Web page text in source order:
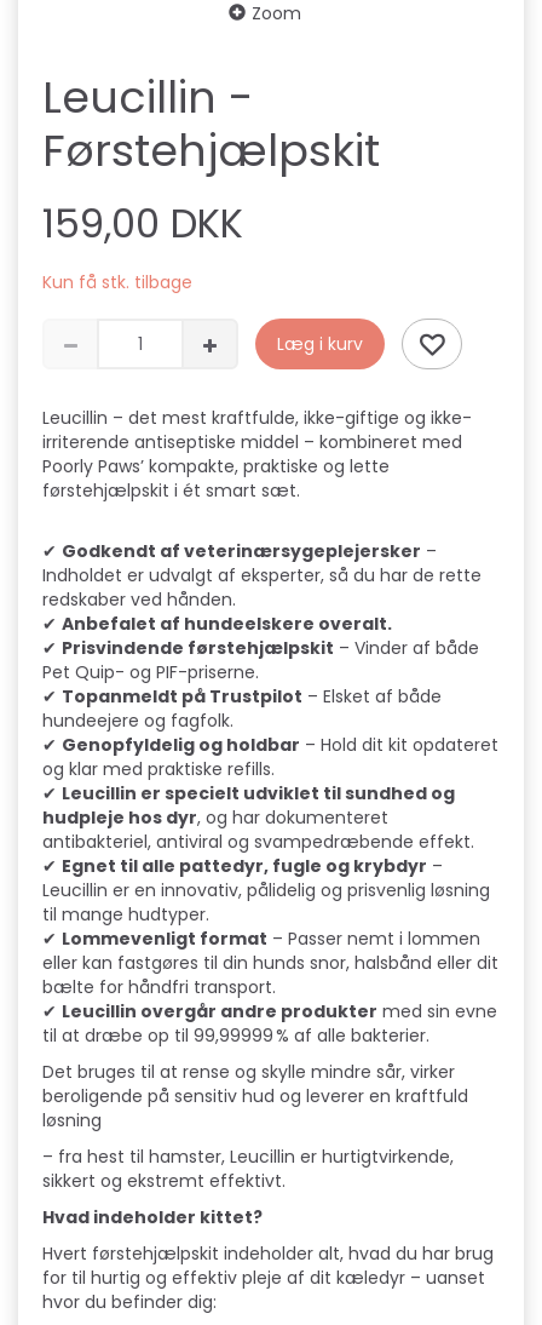
Zoom
Leucillin -
Førstehjælpskit
159,00 DKK
Kun få stk. tilbage
Læg i kurv
Leucillin – det mest kraftfulde, ikke-giftige og ikke-
irriterende antiseptiske middel – kombineret med
Poorly Paws’ kompakte, praktiske og lette
førstehjælpskit i ét smart sæt.
✔ Godkendt af veterinærsygeplejersker –
Indholdet er udvalgt af eksperter, så du har de rette
redskaber ved hånden.
✔ Anbefalet af hundeelskere overalt.
✔ Prisvindende førstehjælpskit – Vinder af både
Pet Quip- og PIF-priserne.
✔ Topanmeldt på Trustpilot – Elsket af både
hundeejere og fagfolk.
✔ Genopfyldelig og holdbar – Hold dit kit opdateret
og klar med praktiske refills.
✔ Leucillin er specielt udviklet til sundhed og
hudpleje hos dyr, og har dokumenteret
antibakteriel, antiviral og svampedræbende effekt.
✔ Egnet til alle pattedyr, fugle og krybdyr –
Leucillin er en innovativ, pålidelig og prisvenlig løsning
til mange hudtyper.
✔ Lommevenligt format – Passer nemt i lommen
eller kan fastgøres til din hunds snor, halsbånd eller dit
bælte for håndfri transport.
✔ Leucillin overgår andre produkter med sin evne
til at dræbe op til 99,99999 % af alle bakterier.
Det bruges til at rense og skylle mindre sår, virker
beroligende på sensitiv hud og leverer en kraftfuld
løsning
– fra hest til hamster, Leucillin er hurtigtvirkende,
sikkert og ekstremt effektivt.
Hvad indeholder kittet?
Hvert førstehjælpskit indeholder alt, hvad du har brug
for til hurtig og effektiv pleje af dit kæledyr – uanset
hvor du befinder dig: